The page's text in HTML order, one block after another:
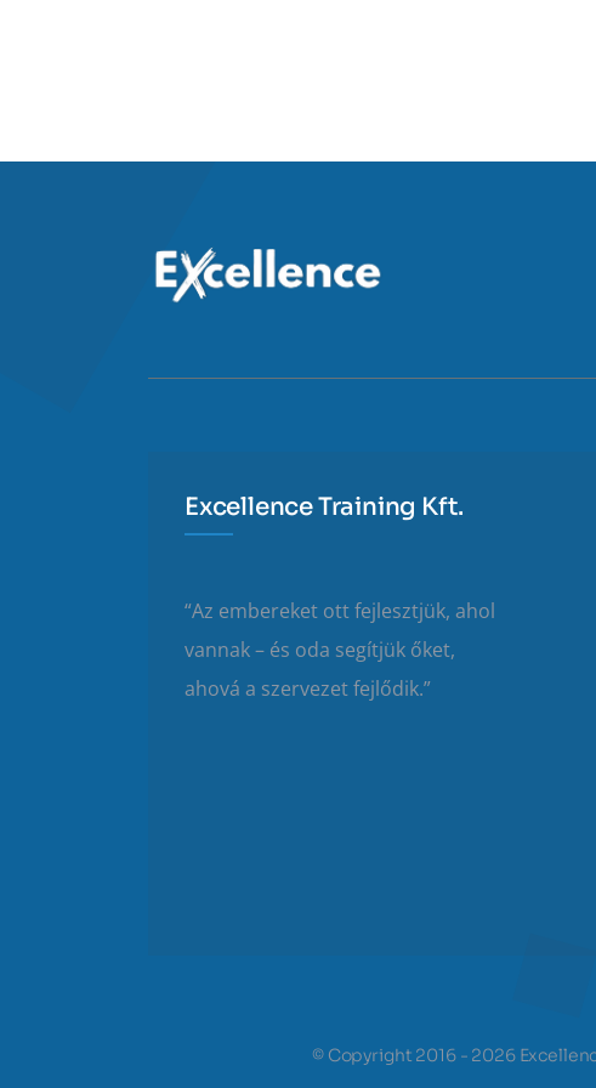
Excellence Training Kft.
“Az embereket ott fejlesztjük, ahol
vannak – és oda segítjük őket,
ahová a szervezet fejlődik.”
© Copyright 2016 - 2026